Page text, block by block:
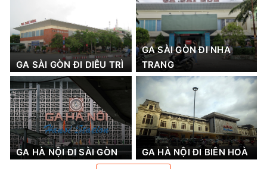
GA SÀI GÒN ĐI DIÊU TRÌ
GA SÀI GÒN ĐI NHA
TRANG
GA HÀ NỘI ĐI SÀI GÒN GA HÀ NỘI ĐI BIÊN HOÀ